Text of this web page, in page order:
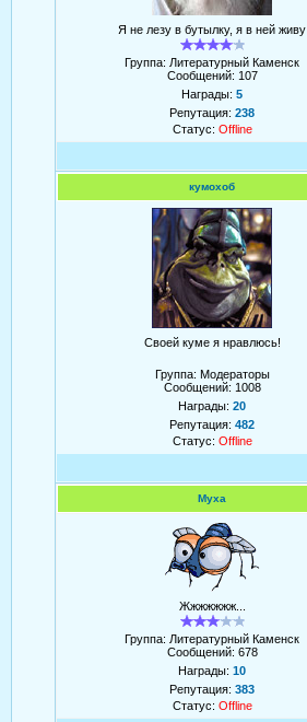
Я не лезу в бутылку, я в ней живу
Группа: Литературный Каменск
Сообщений: 107
Награды: 5
Репутация: 238
Статус: Offline
кумохоб
Своей куме я нравлюсь!
Группа: Модераторы
Сообщений: 1008
Награды: 20
Репутация: 482
Статус: Offline
Муха
Жжжжжжж...
Группа: Литературный Каменск
Сообщений: 678
Награды: 10
Репутация: 383
Статус: Offline